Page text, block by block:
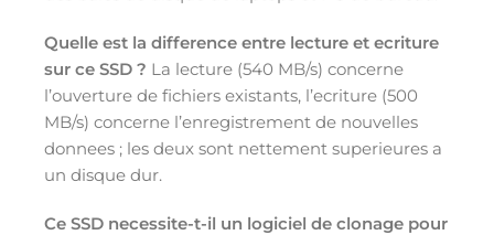
Quelle est la difference entre lecture et ecriture
sur ce SSD ? La lecture (540 MB/s) concerne
l’ouverture de fichiers existants, l’ecriture (500
MB/s) concerne l’enregistrement de nouvelles
donnees ; les deux sont nettement superieures a
un disque dur.
Ce SSD necessite-t-il un logiciel de clonage pour